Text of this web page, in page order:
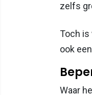
zelfs
Toch is
ook
Waar